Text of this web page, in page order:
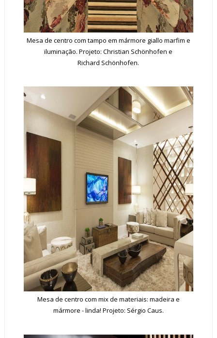
Mesa de centro com tampo em mármore giallo marfim e
iluminação. Projeto: Christian Schönhofen e
Richard Schönhofen.
Mesa de centro com mix de materiais: madeira e
mármore - linda! Projeto: Sérgio Caus.